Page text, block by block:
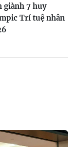
giành 7 huy
Trí tuệ nhân